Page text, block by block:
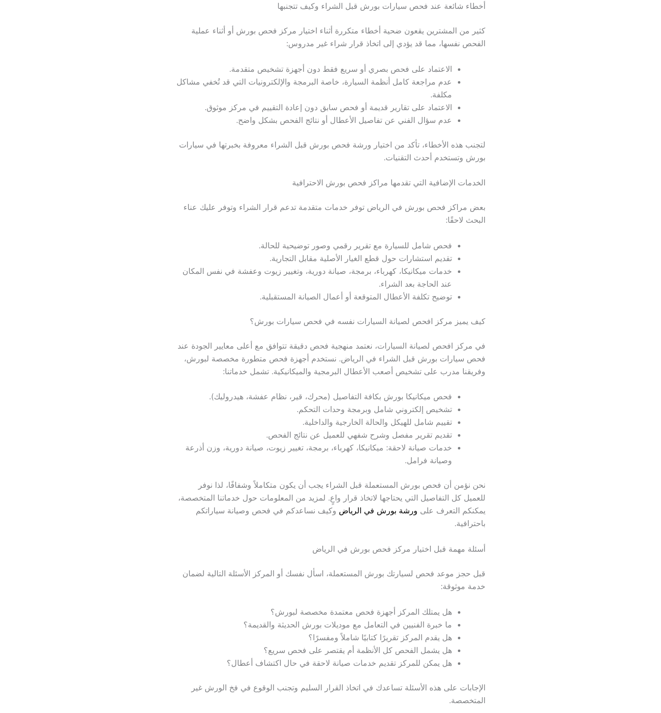
أخطاء شائعة عند فحص سيارات بورش قبل الشراء وكيف تتجنبها
كثير من المشترين يقعون ضحية أخطاء متكررة أثناء اختيار مركز فحص بورش أو أثناء عملية
الفحص نفسها، مما قد يؤدي إلى اتخاذ قرار شراء غير مدروس:
الاعتماد على فحص بصري أو سريع فقط دون أجهزة تشخيص متقدمة.
عدم مراجعة كامل أنظمة السيارة، خاصة البرمجة والإلكترونيات التي قد تُخفي مشاكل
مكلفة.
الاعتماد على تقارير قديمة أو فحص سابق دون إعادة التقييم في مركز موثوق.
عدم سؤال الفني عن تفاصيل الأعطال أو نتائج الفحص بشكل واضح.
لتجنب هذه الأخطاء، تأكد من اختيار ورشة فحص بورش قبل الشراء معروفة بخبرتها في سيارات
بورش وتستخدم أحدث التقنيات.
الخدمات الإضافية التي تقدمها مراكز فحص بورش الاحترافية
بعض مراكز فحص بورش في الرياض توفر خدمات متقدمة تدعم قرار الشراء وتوفر عليك عناء
البحث لاحقًا:
فحص شامل للسيارة مع تقرير رقمي وصور توضيحية للحالة.
تقديم استشارات حول قطع الغيار الأصلية مقابل التجارية.
خدمات ميكانيكا، كهرباء، برمجة، صيانة دورية، وتغيير زيوت وعفشة في نفس المكان
عند الحاجة بعد الشراء.
توضيح تكلفة الأعطال المتوقعة أو أعمال الصيانة المستقبلية.
كيف يميز مركز افحص لصيانة السيارات نفسه في فحص سيارات بورش؟
في مركز افحص لصيانة السيارات، نعتمد منهجية فحص دقيقة تتوافق مع أعلى معايير الجودة عند
فحص سيارات بورش قبل الشراء في الرياض. نستخدم أجهزة فحص متطورة مخصصة لبورش،
وفريقنا مدرب على تشخيص أصعب الأعطال البرمجية والميكانيكية. تشمل خدماتنا:
فحص ميكانيكا بورش بكافة التفاصيل (محرك، قير، نظام عفشة، هيدروليك).
تشخيص إلكتروني شامل وبرمجة وحدات التحكم.
تقييم شامل للهيكل والحالة الخارجية والداخلية.
تقديم تقرير مفصل وشرح شفهي للعميل عن نتائج الفحص.
خدمات صيانة لاحقة: ميكانيكا، كهرباء، برمجة، تغيير زيوت، صيانة دورية، وزن أذرعة
وصيانة فرامل.
نحن نؤمن أن فحص بورش المستعملة قبل الشراء يجب أن يكون متكاملاً وشفافًا، لذا نوفر
للعميل كل التفاصيل التي يحتاجها لاتخاذ قرار واعٍ. لمزيد من المعلومات حول خدماتنا المتخصصة،
يمكنكم التعرف على ورشة بورش في الرياض وكيف نساعدكم في فحص وصيانة سياراتكم
باحترافية.
أسئلة مهمة قبل اختيار مركز فحص بورش في الرياض
قبل حجز موعد فحص لسيارتك بورش المستعملة، اسأل نفسك أو المركز الأسئلة التالية لضمان
خدمة موثوقة:
هل يمتلك المركز أجهزة فحص معتمدة مخصصة لبورش؟
ما خبرة الفنيين في التعامل مع موديلات بورش الحديثة والقديمة؟
هل يقدم المركز تقريرًا كتابيًا شاملاً ومفسرًا؟
هل يشمل الفحص كل الأنظمة أم يقتصر على فحص سريع؟
هل يمكن للمركز تقديم خدمات صيانة لاحقة في حال اكتشاف أعطال؟
الإجابات على هذه الأسئلة تساعدك في اتخاذ القرار السليم وتجنب الوقوع في فخ الورش غير
المتخصصة.